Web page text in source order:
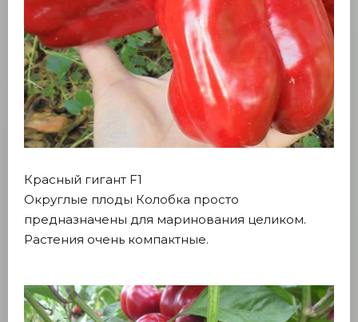
Красный гигант F1
Округлые плоды Колобка просто
предназначены для маринования целиком.
Растения очень компактные.